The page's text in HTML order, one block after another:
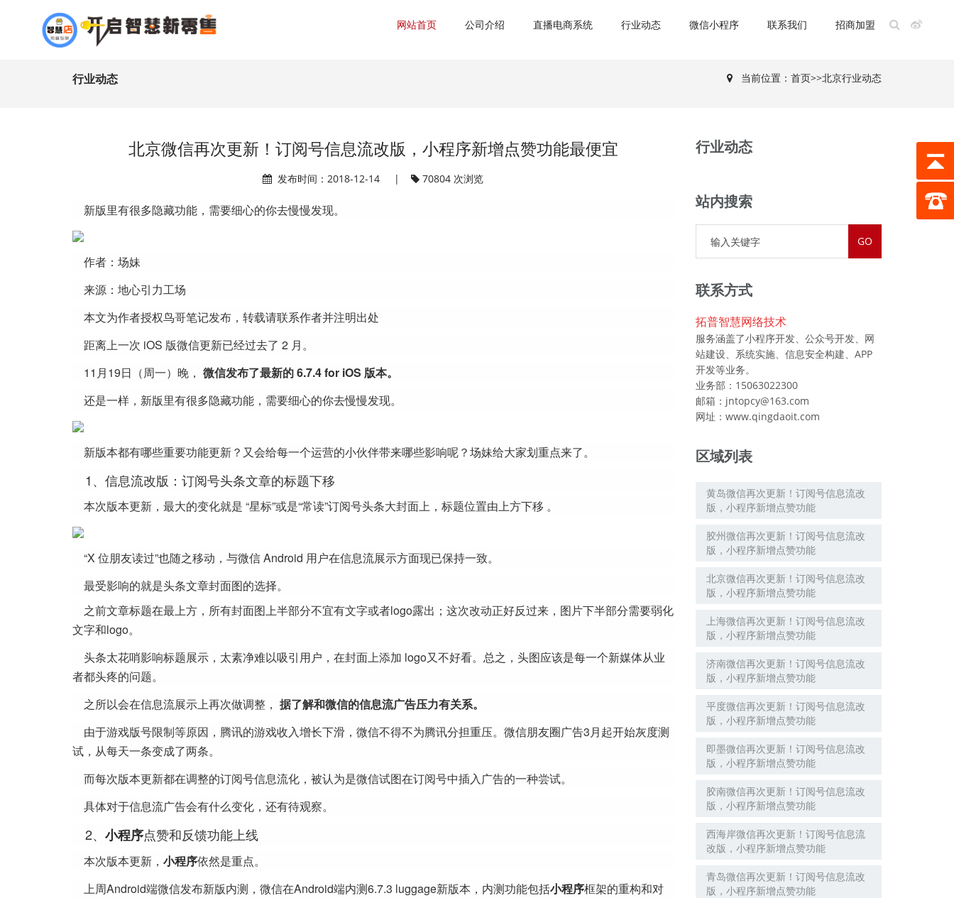
网站首页 公司介绍 直播电商系统 行业动态 微信小程序 联系我们 招商加盟
行业动态 当前位置： 首页>>北京行业动态
北京微信再次更新！订阅号信息流改版，小程序新增点赞功能最便宜
发布时间：2018-12-14 | 70804 次浏览
新版里有很多隐藏功能，需要细心的你去慢慢发现。
作者：场妹
来源：地心引力工场
本文为作者授权鸟哥笔记发布，转载请联系作者并注明出处
距离上一次 iOS 版微信更新已经过去了 2 月。
11月19日（周一）晚， 微信发布了最新的 6.7.4 for iOS 版本。
还是一样，新版里有很多隐藏功能，需要细心的你去慢慢发现。
新版本都有哪些重要功能更新？又会给每一个运营的小伙伴带来哪些影响呢？场妹给大家划重点来了。
1、信息流改版：订阅号头条文章的标题下移
本次版本更新，最大的变化就是 “星标”或是“常读”订阅号头条大封面上，标题位置由上方下移 。
“X 位朋友读过”也随之移动，与微信 Android 用户在信息流展示方面现已保持一致。
最受影响的就是头条文章封面图的选择。
之前文章标题在最上方，所有封面图上半部分不宜有文字或者logo露出；这次改动正好反过来，图片下半部分需要弱化
文字和logo。
头条太花哨影响标题展示，太素净难以吸引用户，在封面上添加 logo又不好看。总之，头图应该是每一个新媒体从业
者都头疼的问题。
之所以会在信息流展示上再次做调整， 据了解和微信的信息流广告压力有关系。
由于游戏版号限制等原因，腾讯的游戏收入增长下滑，微信不得不为腾讯分担重压。微信朋友圈广告3月起开始灰度测
试，从每天一条变成了两条。
而每次版本更新都在调整的订阅号信息流化，被认为是微信试图在订阅号中插入广告的一种尝试。
具体对于信息流广告会有什么变化，还有待观察。
2、 小程序点赞和反馈功能上线
本次版本更新， 小程序依然是重点。
上周Android端微信发布新版内测，微信在Android端内测6.7.3 luggage新版本，内测功能包括小程序框架的重构和对
行业动态
站内搜索
联系方式
拓普智慧网络技术
服务涵盖了小程序开发、公众号开发、网
站建设、系统实施、信息安全构建、APP
开发等业务。
业务部：15063022300
邮箱：jntopcy@163.com
网址：www.qingdaoit.com
区域列表
黄岛微信再次更新！订阅号信息流改
版，小程序新增点赞功能
胶州微信再次更新！订阅号信息流改
版，小程序新增点赞功能
北京微信再次更新！订阅号信息流改
版，小程序新增点赞功能
上海微信再次更新！订阅号信息流改
版，小程序新增点赞功能
济南微信再次更新！订阅号信息流改
版，小程序新增点赞功能
平度微信再次更新！订阅号信息流改
版，小程序新增点赞功能
即墨微信再次更新！订阅号信息流改
版，小程序新增点赞功能
胶南微信再次更新！订阅号信息流改
版，小程序新增点赞功能
西海岸微信再次更新！订阅号信息流
改版，小程序新增点赞功能
青岛微信再次更新！订阅号信息流改
版，小程序新增点赞功能